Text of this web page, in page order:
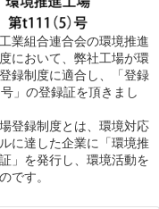
業組合連合会の環境推進
において、弊社工場が環
録制度に適合し、「登録
」の登録証を頂きまし
登録制度とは、環境対応
に達した企業に「環境推
」を発行し、環境活動を
です。